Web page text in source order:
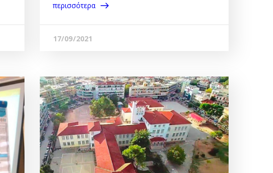
περισσότερα
17/09/2021